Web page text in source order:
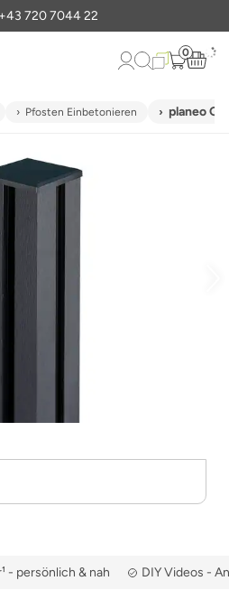
+43 720 7044 22
0
Pfosten Einbetonieren planeo
- persönlich & nah DIY Videos -